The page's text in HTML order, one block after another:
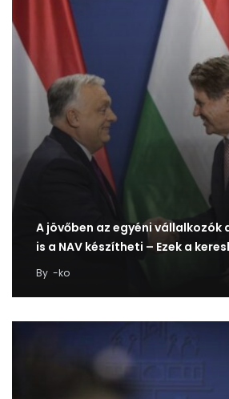
A jövőben az egyéni
is a NAV készítheti – Ezek a
By -ko